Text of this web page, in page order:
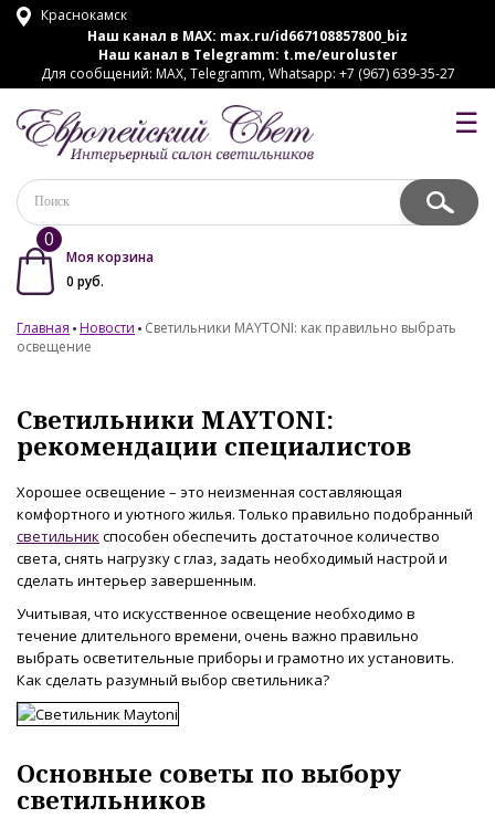
Краснокамск
Наш канал в MAX: max.ru/id667108857800_biz
Наш канал в Telegramm: t.me/euroluster
Для сообщений: MAX, Telegramm, Whatsapp: +7 (967) 639-35-27
☰
0
Моя корзина
0 руб.
Главная Новости
Светильники MAYTONI: как правильно выбрать
освещение
Светильники MAYTONI:
рекомендации специалистов
Хорошее освещение – это неизменная составляющая
комфортного и уютного жилья. Только правильно подобранный
светильник способен обеспечить достаточное количество
света, снять нагрузку с глаз, задать необходимый настрой и
сделать интерьер завершенным.
Учитывая, что искусственное освещение необходимо в
течение длительного времени, очень важно правильно
выбрать осветительные приборы и грамотно их установить.
Как сделать разумный выбор светильника?
Основные советы по выбору
светильников